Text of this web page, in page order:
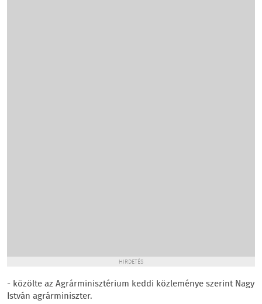
HIRDETÉS
- közölte az Agrárminisztérium keddi közleménye szerint Nagy
István agrárminiszter.